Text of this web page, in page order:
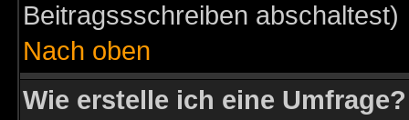
Beitragssschreiben abschaltest)
Nach oben
Wie erstelle ich eine Umfrage?